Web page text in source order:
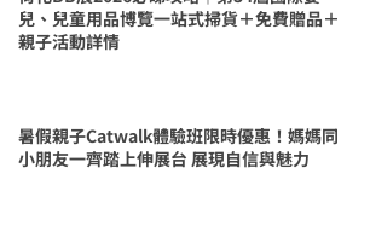
兒、兒童用品博覽一站式掃貨＋免費贈品＋
親子活動詳情
暑假親子Catwalk體驗班限時優惠！媽媽同
小朋友一齊踏上伸展台 展現自信與魅力